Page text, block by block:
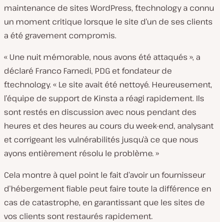
maintenance de sites WordPress, f.technology a connu
un moment critique lorsque le site d’un de ses clients
a été gravement compromis.
« Une nuit mémorable, nous avons été attaqués », a
déclaré Franco Farnedi, PDG et fondateur de
f.technology. « Le site avait été nettoyé. Heureusement,
l’équipe de support de Kinsta a réagi rapidement. Ils
sont restés en discussion avec nous pendant des
heures et des heures au cours du week-end, analysant
et corrigeant les vulnérabilités jusqu’à ce que nous
ayons entièrement résolu le problème. »
Cela montre à quel point le fait d’avoir un fournisseur
d’hébergement fiable peut faire toute la différence en
cas de catastrophe, en garantissant que les sites de
vos clients sont restaurés rapidement.